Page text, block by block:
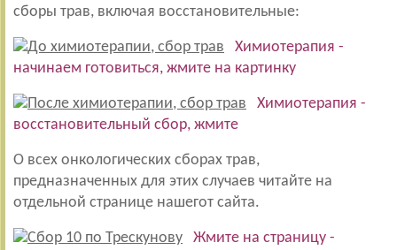
сборы трав, включая восстановительные:
Химиотерапия -
начинаем готовиться, жмите на картинку
Химиотерапия -
восстановительный сбор, жмите
О всех онкологических сборах трав,
предназначенных для этих случаев читайте на
отдельной странице нашегот сайта.
Жмите на страницу -